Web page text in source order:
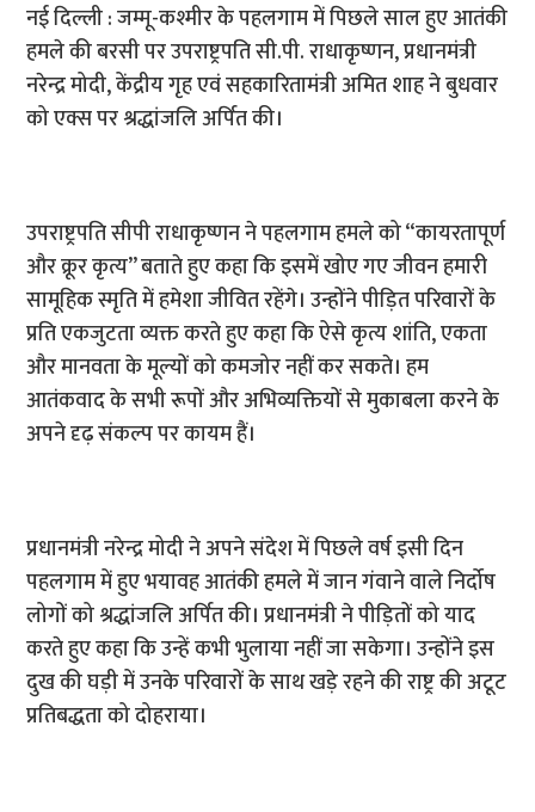
नई दिल्ली : जम्मू-कश्मीर के पहलगाम में पिछले साल हुए आतंकी
हमले की बरसी पर उपराष्ट्रपति सी.पी. राधाकृष्णन, प्रधानमंत्री
नरेन्द्र मोदी, केंद्रीय गृह एवं सहकारितामंत्री अमित शाह ने बुधवार
को एक्स पर श्रद्धांजलि अर्पित की।
उपराष्ट्रपति सीपी राधाकृष्णन ने पहलगाम हमले को “कायरतापूर्ण
और क्रूर कृत्य” बताते हुए कहा कि इसमें खोए गए जीवन हमारी
सामूहिक स्मृति में हमेशा जीवित रहेंगे। उन्होंने पीड़ित परिवारों के
प्रति एकजुटता व्यक्त करते हुए कहा कि ऐसे कृत्य शांति, एकता
और मानवता के मूल्यों को कमजोर नहीं कर सकते। हम
आतंकवाद के सभी रूपों और अभिव्यक्तियों से मुकाबला करने के
अपने दृढ़ संकल्प पर कायम हैं।
प्रधानमंत्री नरेन्द्र मोदी ने अपने संदेश में पिछले वर्ष इसी दिन
पहलगाम में हुए भयावह आतंकी हमले में जान गंवाने वाले निर्दोष
लोगों को श्रद्धांजलि अर्पित की। प्रधानमंत्री ने पीड़ितों को याद
करते हुए कहा कि उन्हें कभी भुलाया नहीं जा सकेगा। उन्होंने इस
दुख की घड़ी में उनके परिवारों के साथ खड़े रहने की राष्ट्र की अटूट
प्रतिबद्धता को दोहराया।